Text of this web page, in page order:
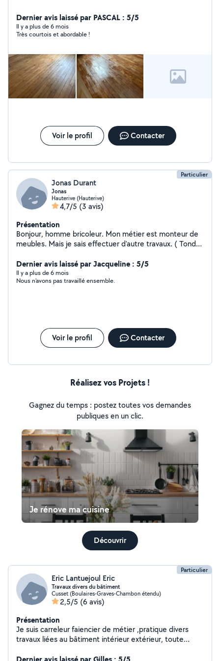
Dernier avis laissé par PASCAL : 5/5
Il y a plus de 6 mois
Très courtois et abordable !
Voir le profil Contacter
Particulier
Jonas Durant
Jonas
Hauterive (Hauterive)
4,7/5 (3 avis)
Présentation
Bonjour, homme bricoleur. Mon métier est monteur de
meubles. Mais je sais effectuer d'autre travaux. ( Tondre
Dernier avis laissé par Jacqueline : 5/5
Il y a plus de 6 mois
Nous n'avons pas travaillé ensemble.
Voir le profil Contacter
Réalisez vos Projets !
Gagnez du temps : postez toutes vos demandes
publiques en un clic.
Je rénove ma cuisine
Découvrir
Particulier
Eric Lantuejoul Eric
Travaux divers du bâtiment
Cusset (Boulaires-Graves-Chambon étendu)
2,5/5 (6 avis)
Présentation
Je suis carreleur faiencier de métier ,pratique divers
travaux liées au bâtiment intérieur extérieur, toute
debroussailleuse),puis divers travaux bricolage...etc...